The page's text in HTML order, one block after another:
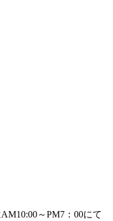
～PM7：00にて